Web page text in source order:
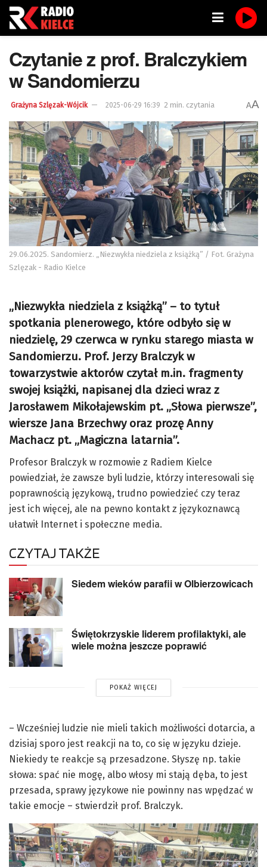
Czytanie z prof. Bralczykiem
w Sandomierzu
Grażyna Szlęzak-Wójcik 2025-06-29 16:39 2 min. czytania AA
29.06.2025. Sandomierz. „Niezwykła niedziela z książką” / Fot. Grażyna
Szlęzak - Radio Kielce
„Niezwykła niedziela z książką” – to tytuł
spotkania plenerowego, które odbyło się w
niedzielę, 29 czerwca w rynku starego miasta w
Sandomierzu. Prof. Jerzy Bralczyk w
towarzystwie aktorów czytał m.in. fragmenty
swojej książki, napisanej dla dzieci wraz z
Jarosławem Mikołajewskim pt. „Słowa pierwsze”,
wiersze Jana Brzechwy oraz prozę Anny
Machacz pt. „Magiczna latarnia”.
Profesor Bralczyk w rozmowie z Radiem Kielce
powiedział, że zawsze byli ludzie, którzy interesowali się
poprawnością językową, trudno powiedzieć czy teraz
jest ich więcej, ale na pewno kontakt z językoznawcą
ułatwił Internet i społeczne media.
CZYTAJ TAKŻE
Siedem wieków parafii w Olbierzowicach
Świętokrzyskie liderem profilaktyki, ale
wiele można jeszcze poprawić
POKAŻ WIĘCEJ
– Wcześniej ludzie nie mieli takich możliwości dotarcia, a
dzisiaj sporo jest reakcji na to, co się w języku dzieje.
Niekiedy te reakcje są przesadzone. Słyszę np. takie
słowa: spać nie mogę, albo włosy mi stają dęba, to jest
przesada, sprawy językowe nie powinny nas wpędzać w
takie emocje – stwierdził prof. Bralczyk.